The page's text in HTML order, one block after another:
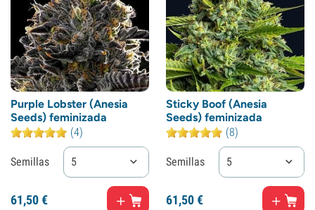
Purple Lobster (Anesia
Seeds) feminizada
(4)
Semillas 5
61,50€
Sticky Boof (Anesia
Seeds) feminizada
(8)
Semillas 5
61,50€